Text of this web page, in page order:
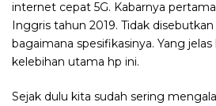
internet cepat 5G. Kabarnya
Inggris tahun 2019. Tidak
bagaimana spesifikasinya. Yang
kelebihan utama hp ini.
Sejak dulu kita sudah sering